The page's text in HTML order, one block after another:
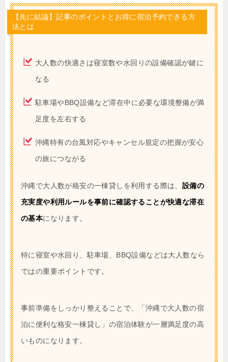
【先に結論】記事のポイントとお得に宿泊予約できる方
法とは
大人数の快適さは寝室数や水回りの設備確認が鍵に
なる
駐車場やBBQ設備など滞在中に必要な環境整備が満
足度を左右する
沖縄特有の台風対応やキャンセル規定の把握が安心
の旅につながる
沖縄で大人数が格安の一棟貸しを利用する際は、 設備の
充実度や利用ルールを事前に確認することが快適な滞在
の基本になります。
特に寝室や水回り、駐車場、BBQ設備などは大人数なら
ではの重要ポイントです。
事前準備をしっかり整えることで、「沖縄で大人数の宿
泊に便利な格安一棟貸し」の宿泊体験が一層満足度の高
いものになります。